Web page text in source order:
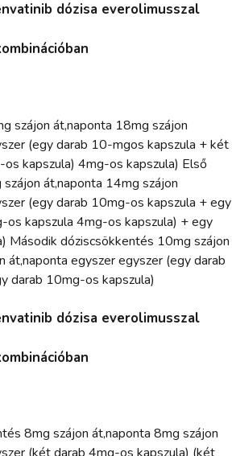
dózisa everolimusszal
szájon át,naponta 18mg szájon
(egy darab 10-mgos kapszula + két
kapszula) 4mg-os kapszula) Első
át,naponta 14mg szájon
(egy darab 10mg-os kapszula + egy
os kapszula 4mg-os kapszula) + egy
Második dóziscsökkentés 10mg szájon
át,naponta egyszer egyszer (egy darab
darab 10mg-os kapszula)
dózisa everolimusszal
8mg szájon át,naponta 8mg szájon